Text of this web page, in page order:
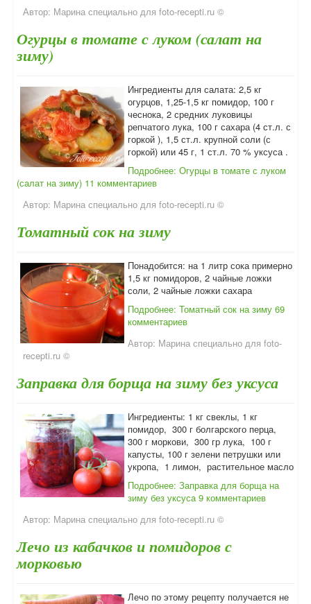
Автор: Марина специально для foto-recepti.ru ©
Огурцы в томате с луком (салат на
зиму)
Ингредиенты для салата: 2,5 кг
огурцов, 1,25-1,5 кг помидор, 100 г
чеснока, 2 средних луковицы
репчатого лука, 100 г сахара (4 ст.л. с
горкой ), 1,5 ст.л. крупной соли (с
горкой) или 45 г, 1 ст.л. 70 % уксуса .
Подробнее: Огурцы в томате с луком
(салат на зиму) 11 комментариев
Автор: Марина специально для foto-recepti.ru ©
Томатный сок на зиму
Понадобится: на 1 литр сока примерно
1,5 кг помидоров, 2 чайные ложки
соли, 2 чайные ложки сахара
Подробнее: Томатный сок на зиму 69
комментариев
Автор: Марина специально для foto-
recepti.ru ©
Заправка для борща на зиму без уксуса
Ингредиенты: 1 кг свеклы, 1 кг
помидор, 300 г болгарского перца,
300 г моркови, 300 гр лука, 100 г
капусты, 100 г зелени петрушки или
укропа, 1 лимон, растительное масло
Подробнее: Заправка для борща на
зиму без уксуса 9 комментариев
Автор: Марина специально для foto-recepti.ru ©
Лечо из кабачков и помидоров с
морковью
Лечо по этому рецепту получается не